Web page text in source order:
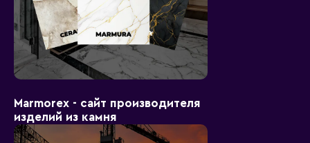
Marmorex - сайт производителя
изделий из камня